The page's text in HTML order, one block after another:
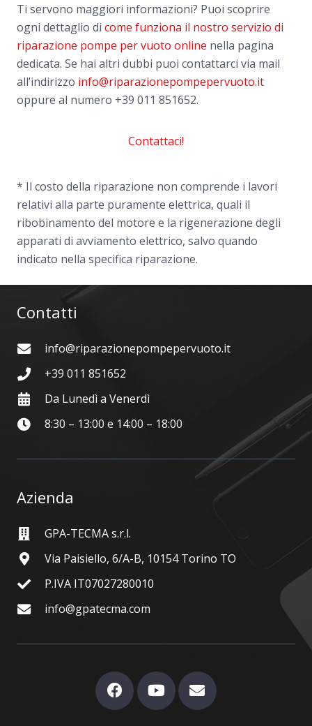
Ti servono maggiori informazioni? Puoi scoprire
ogni dettaglio di come funziona il nostro servizio di
riparazione pompe per vuoto online nella pagina
dedicata. Se hai altri dubbi puoi contattarci via mail
all’indirizzo info@riparazionepompepervuoto.it
oppure al numero +39 011 851652.
Contattaci!
* Il costo della riparazione non comprende i lavori
relativi alla parte puramente elettrica, quali il
ribobinamento del motore e la rigenerazione degli
apparati di avviamento elettrico, salvo quando
indicato nella specifica riparazione.
Contatti
info@riparazionepompepervuoto.it
+39 011 851652
Da Lunedì a Venerdì
8:30 – 13:00 e 14:00 – 18:00
Azienda
GPA-TECMA s.r.l.
Via Paisiello, 6/A-B, 10154 Torino TO
P.IVA IT07027280010
info@gpatecma.com